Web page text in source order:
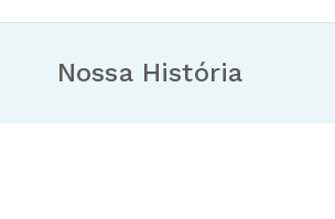
Nossa História